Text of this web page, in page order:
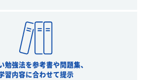
勉強法を参考書や問題集、
習内容に合わせて提示